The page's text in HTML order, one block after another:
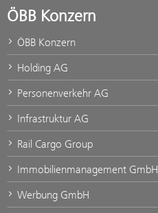
ÖBB Konzern
ÖBB Konzern
Holding AG
Personenverkehr AG
Infrastruktur AG
Rail Cargo Group
Immobilienmanagement GmbH
Werbung GmbH